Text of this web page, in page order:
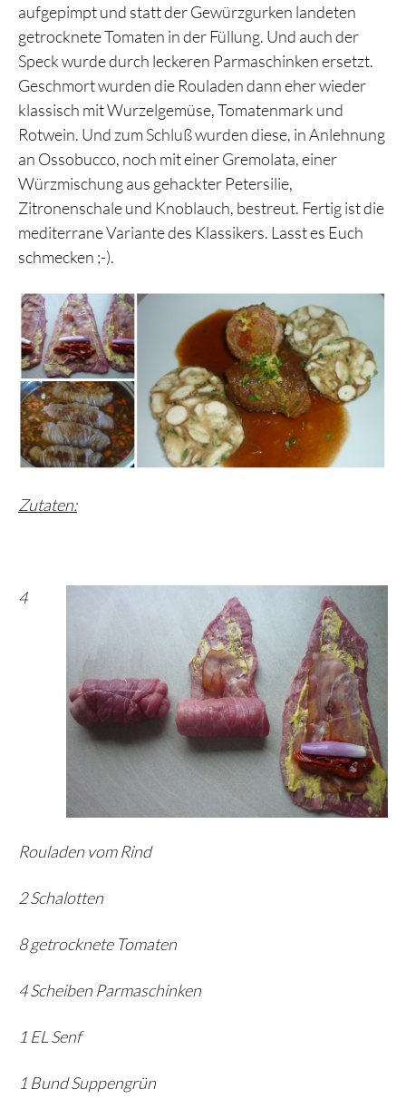
aufgepimpt und statt der Gewürzgurken landeten
getrocknete Tomaten in der Füllung. Und auch der
Speck wurde durch leckeren Parmaschinken ersetzt.
Geschmort wurden die Rouladen dann eher wieder
klassisch mit Wurzelgemüse, Tomatenmark und
Rotwein. Und zum Schluß wurden diese, in Anlehnung
an Ossobucco, noch mit einer Gremolata, einer
Würzmischung aus gehackter Petersilie,
Zitronenschale und Knoblauch, bestreut. Fertig ist die
mediterrane Variante des Klassikers. Lasst es Euch
schmecken ;-).
Zutaten:
4
Rouladen vom Rind
2 Schalotten
8 getrocknete Tomaten
4 Scheiben Parmaschinken
1 EL Senf
1 Bund Suppengrün